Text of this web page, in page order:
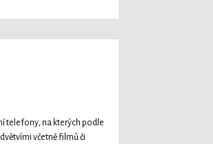
telefony, na kterých podle
včetně filmů či